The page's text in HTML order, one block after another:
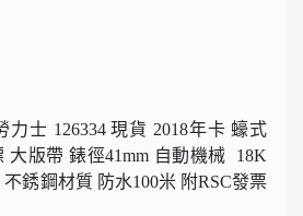
力士 126334 現貨 2018年卡 蠔式
大版帶 錶徑41mm 自動機械 18K
銹鋼材質 防水100米 附RSC發票